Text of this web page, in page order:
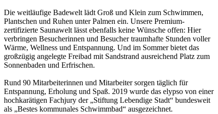
Die weitläufige Badewelt lädt Groß und Klein zum Schwimmen,
Plantschen und Ruhen unter Palmen ein. Unsere Premium-
zertifizierte Saunawelt lässt ebenfalls keine Wünsche offen: Hier
verbringen Besucherinnen und Besucher traumhafte Stunden voller
Wärme, Wellness und Entspannung. Und im Sommer bietet das
großzügig angelegte Freibad mit Sandstrand ausreichend Platz zum
Sonnenbaden und Erfrischen.
Rund 90 Mitarbeiterinnen und Mitarbeiter sorgen täglich für
Entspannung, Erholung und Spaß. 2019 wurde das elypso von einer
hochkarätigen Fachjury der „Stiftung Lebendige Stadt“ bundesweit
als „Bestes kommunales Schwimmbad“ ausgezeichnet.